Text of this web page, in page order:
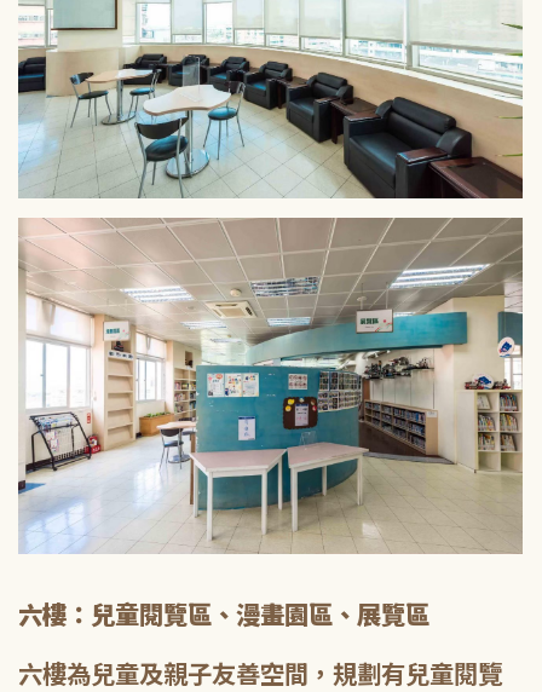
六樓：兒童閱覽區、漫畫園區、展覽區
六樓為兒童及親子友善空間，規劃有兒童閱覽